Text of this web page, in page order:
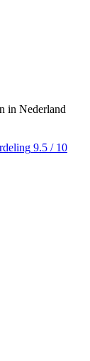
in Nederland
9.5 / 10